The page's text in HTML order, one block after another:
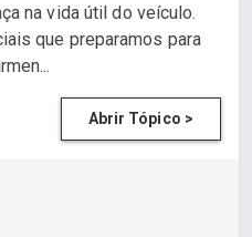
na vida útil do veículo.
que preparamos para
Abrir Tópico >